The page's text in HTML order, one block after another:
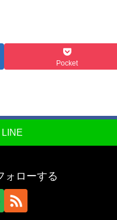
Pocket
LINE
ォローする